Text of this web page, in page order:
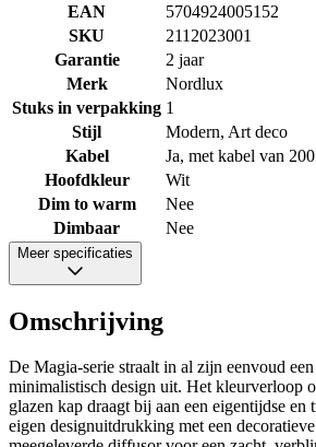
EAN
5704924005152
SKU
2112023001
Garantie
2 jaar
Merk
Nordlux
Stuks in verpakking 1
Stijl
Modern, Art deco
Kabel
Ja, met kabel van
Hoofdkleur
Wit
Dim to warm
Nee
Dimbaar
Nee
Meer specificaties
Omschrijving
De Magia-serie straalt in al zijn eenvoud
minimalistisch design uit. Het kleurverloop
glazen kap draagt bij aan een eigentijdse en
eigen designuitdrukking met een